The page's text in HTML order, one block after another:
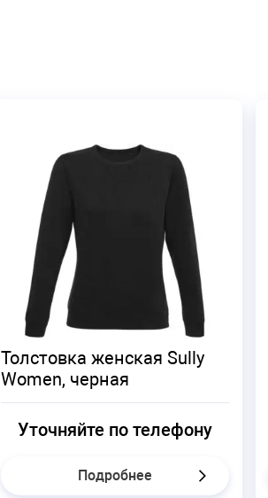
Толстовка женская Sully
Women, черная
Уточняйте по телефону
Подробнее